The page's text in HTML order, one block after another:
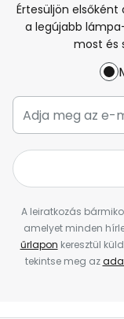
Értesüljön elsőként
a legújabb
most és
A leiratkozás
amelyet minden
űrlapon keresztül
tekintse meg az